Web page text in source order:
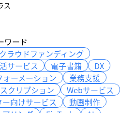
ス
ワード
クラウドファンディング
サービス 電子書籍
DX
ーメーション
業務支援
クリプション
Webサービス
向けサービス
動画制作
クラウドファンディング
サービス 電子書籍
DX
ーメーション
業務支援
クリプション
Webサービス
向けサービス
動画制作